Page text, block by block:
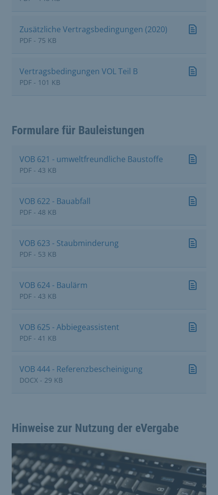
Zusätzliche Vertragsbedingungen (2020)
PDF - 75 KB
Vertragsbedingungen VOL Teil B
PDF - 101 KB
Formulare für Bauleistungen
VOB 621 - umweltfreundliche Baustoffe
PDF - 43 KB
VOB 622 - Bauabfall
PDF - 48 KB
VOB 623 - Staubminderung
PDF - 53 KB
VOB 624 - Baulärm
PDF - 43 KB
VOB 625 - Abbiegeassistent
PDF - 41 KB
VOB 444 - Referenzbescheinigung
DOCX - 29 KB
Hinweise zur Nutzung der eVergabe